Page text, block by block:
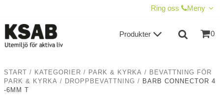
Ring oss Meny
0
Produkter
START / KATEGORIER / PARK & KYRKA / BEVATTNING FÖR
PARK & KYRKA / DROPPBEVATTNING / BARB CONNECTOR 4
-6MM T
TILL KASSAN